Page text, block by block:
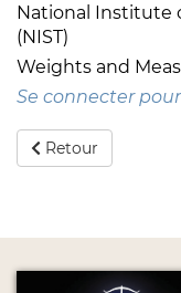
National Institute
(NIST)
Weights and
Se connecter
Retour